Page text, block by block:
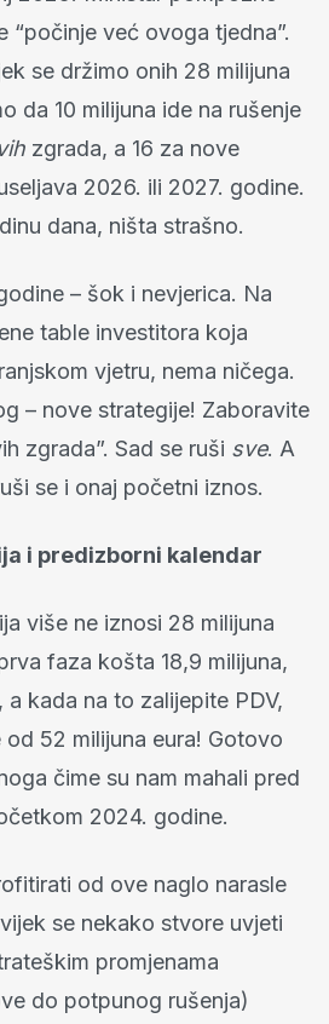
“počinje već ovoga tjedna”.
se držimo onih 28 milijuna
da 10 milijuna ide na rušenje
zgrada, a 16 za nove
2026. ili 2027. godine.
dana, ništa strašno.
– šok i nevjerica. Na
table investitora koja
vjetru, nema ničega.
– nove strategije! Zaboravite
zgrada”. Sad se ruši sve. A
se i onaj početni iznos.
i predizborni kalendar
više ne iznosi 28 milijuna
faza košta 18,9 milijuna,
kada na to zalijepite PDV,
52 milijuna eura! Gotovo
čime su nam mahali pred
2024. godine.
od ove naglo narasle
se nekako stvore uvjeti
promjenama
do potpunog rušenja)